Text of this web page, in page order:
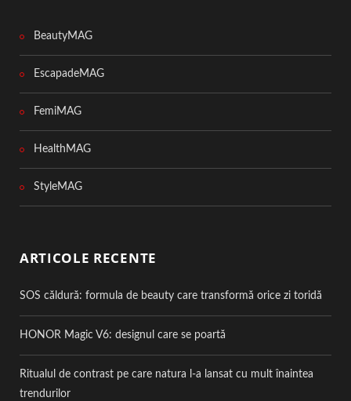
BeautyMAG
EscapadeMAG
FemiMAG
HealthMAG
StyleMAG
ARTICOLE RECENTE
SOS căldură: formula de beauty care transformă orice zi toridă
HONOR Magic V6: designul care se poartă
Ritualul de contrast pe care natura l-a lansat cu mult înaintea
trendurilor